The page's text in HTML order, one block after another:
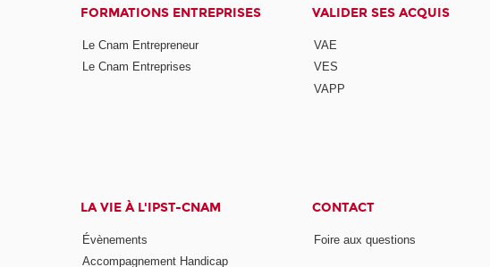
FORMATIONS ENTREPRISES
Le Cnam Entrepreneur
Le Cnam Entreprises
VALIDER SES ACQUIS
VAE
VES
VAPP
LA VIE À L'IPST-CNAM
Évènements
Accompagnement Handicap
CONTACT
Foire aux questions